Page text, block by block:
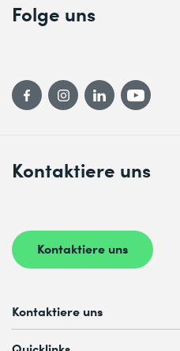
Kontaktiere uns
Kontaktiere uns
Folge uns
Kontaktiere uns
Kostenlose Kursberatung unter